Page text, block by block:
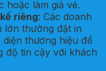
hoặc làm giả vé.
riêng: Các doanh
lớn thường đặt in
thương hiệu để
độ tin cậy với khách